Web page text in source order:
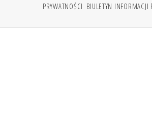
PRYWATNOŚCI BIULETYN INFORMACJI